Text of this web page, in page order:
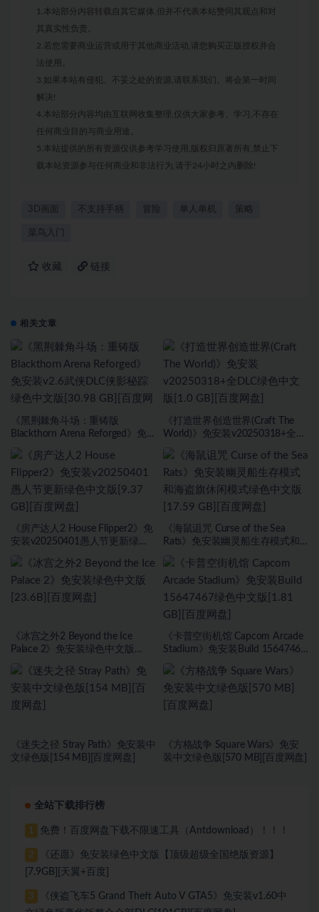
1.本站部分内容转载自其它媒体,但并不代表本站赞同其观点和对
其真实性负责。
2.若您需要商业运营或用于其他商业活动,请您购买正版授权并合
法使用。
3.如果本站有侵犯、不妥之处的资源,请联系我们。将会第一时间
解决!
4.本站部分内容均由互联网收集整理,仅供大家参考、学习,不存在
任何商业目的与商业用途。
5.本站提供的所有资源仅供参考学习使用,版权归原著所有,禁止下
载本站资源参与任何商业和非法行为,请于24小时之内删除!
3D画面 不支持手柄 冒险 单人单机 策略
菜鸟入门
收藏 链接
相关文章
《黑荆棘角斗场：重铸版
Blackthorn Arena Reforged》免
文版[30.98 GB][百度网盘]
《打造世界创造世界(Craft The
World)》免安装v20250318+全
盘]
《房产达人2 House Flipper2》免
安装v20250401愚人节更新绿色
《海鼠诅咒 Curse of the Sea
Rats》免安装幽灵船生存模式和
GB][百度网盘]
《冰宫之外2 Beyond the Ice
Palace 2》免安装绿色中文版
《卡普空街机馆 Capcom Arcade
Stadium》免安装Build 15647467
《迷失之径 Stray Path》免安装中
文绿色版[154 MB][百度网盘]
《方格战争 ⁤Square Wars》免安
装中文绿色版[570 MB][百度网盘]
全站下载排行榜
1 免费！百度网盘下载不限速工具（Antdownload）！！！
2
《还愿》免安装绿色中文版【顶级超级全国绝版资源】
[7.9GB][天翼+百度]
3
《侠盗飞车5 Grand Theft Auto V GTA5》免安装v1.60中